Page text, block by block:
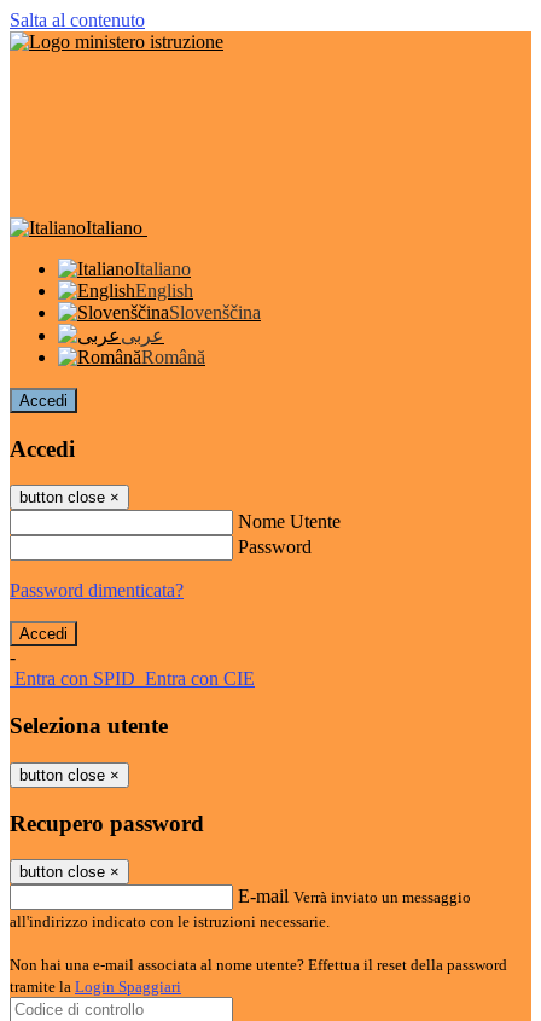
Salta al contenuto
Italiano
Italiano
English
Slovenščina
عربى
Română
Accedi
Accedi
button close ×
Nome Utente
Password
Password dimenticata?
-
Entra con SPID Entra con CIE
Seleziona utente
button close ×
Recupero password
button close ×
E-mail Verrà inviato un messaggio
all'indirizzo indicato con le istruzioni necessarie.
Non hai una e-mail associata al nome utente? Effettua il reset della password
tramite la Login Spaggiari